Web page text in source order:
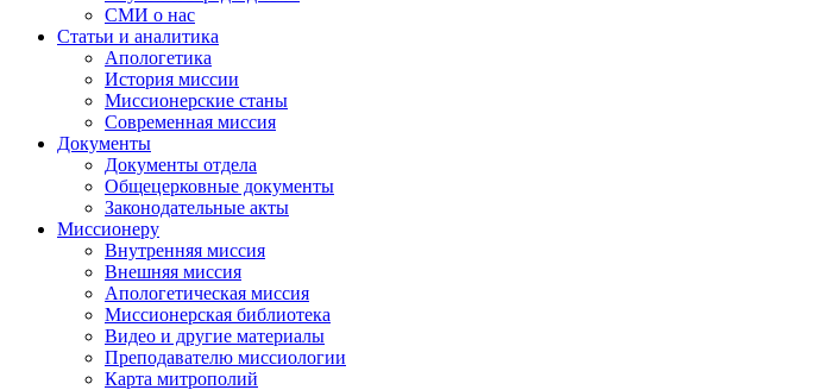
СМИ о нас
Статьи и аналитика
Апологетика
История миссии
Миссионерские станы
Современная миссия
Документы
Документы отдела
Общецерковные документы
Законодательные акты
Миссионеру
Внутренняя миссия
Внешняя миссия
Апологетическая миссия
Миссионерская библиотека
Видео и другие материалы
Преподавателю миссиологии
Карта митрополий